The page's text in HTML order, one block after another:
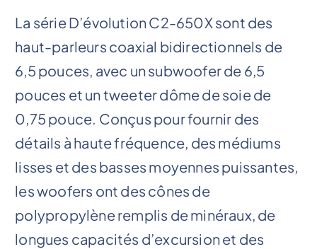
La série D’évolution C2-650X sont des
haut-parleurs coaxial bidirectionnels de
6,5 pouces, avec un subwoofer de 6,5
pouces et un tweeter dôme de soie de
0,75 pouce. Conçus pour fournir des
détails à haute fréquence, des médiums
lisses et des basses moyennes puissantes,
les woofers ont des cônes de
polypropylène remplis de minéraux, de
longues capacités d’excursion et des